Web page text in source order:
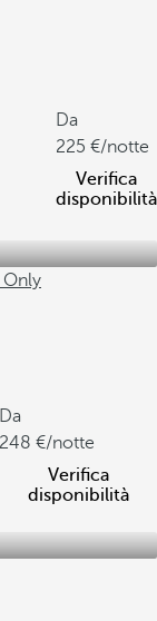
Da
225
/notte
Verifica
disponibilità
Only
Da
248
/notte
Verifica
disponibilità